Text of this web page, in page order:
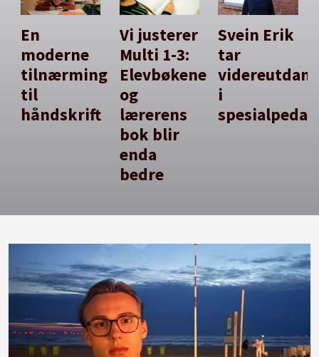
En
moderne
tilnærming
til
håndskrift
Vi justerer
Multi 1-3:
Elevbøkene
og
lærerens
bok blir
enda
bedre
Svein Erik
tar
i